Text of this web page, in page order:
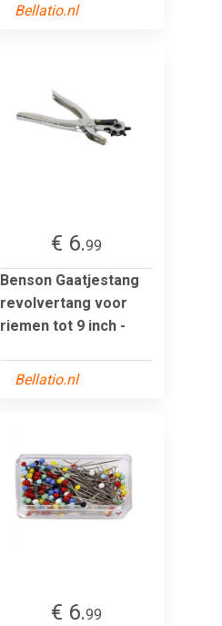
Bellatio.nl
€ 6.99
Benson Gaatjestang
revolvertang voor
riemen tot 9 inch -
Bellatio.nl
€ 6.99